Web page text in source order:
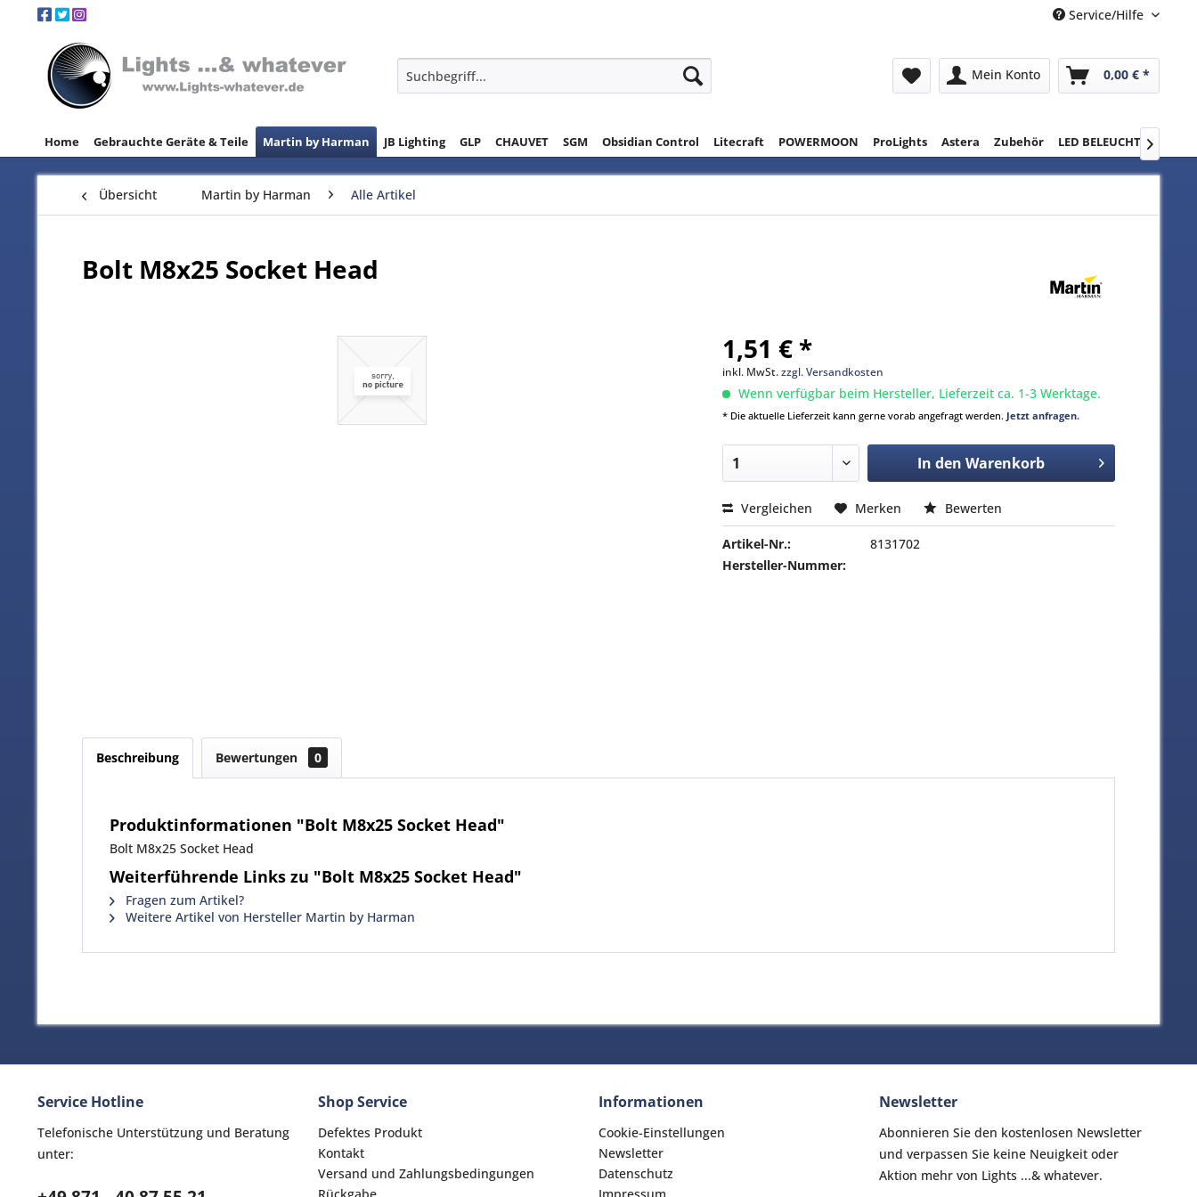
Service/Hilfe
Mein Konto 0,00 € *
Home Gebrauchte Geräte & Teile Martin by Harman JB Lighting GLP CHAUVET SGM Obsidian Control Litecraft POWERMOON ProLights Astera Zubehör LED BELEUCHTUNG

Übersicht Martin by Harman Alle Artikel
Bolt M8x25 Socket Head
1,51 € *
inkl. MwSt.zzgl. Versandkosten
Wenn verfügbar beim Hersteller, Lieferzeit ca. 1-3 Werktage.
* Die aktuelle Lieferzeit kann gerne vorab angefragt werden. Jetzt anfragen.
In den Warenkorb
Vergleichen Merken Bewerten
Artikel-Nr.:
8131702
Hersteller-Nummer:
Beschreibung Bewertungen 0
Produktinformationen "Bolt M8x25 Socket Head"
Bolt M8x25 Socket Head
Weiterführende Links zu "Bolt M8x25 Socket Head"
Fragen zum Artikel?
Weitere Artikel von Hersteller Martin by Harman
Service Hotline
Telefonische Unterstützung und Beratung
unter:
Shop Service
Defektes Produkt
Kontakt
Versand und Zahlungsbedingungen
Informationen
Cookie-Einstellungen
Newsletter
Datenschutz
Newsletter
Abonnieren Sie den kostenlosen Newsletter
und verpassen Sie keine Neuigkeit oder
Aktion mehr von Lights ...& whatever.